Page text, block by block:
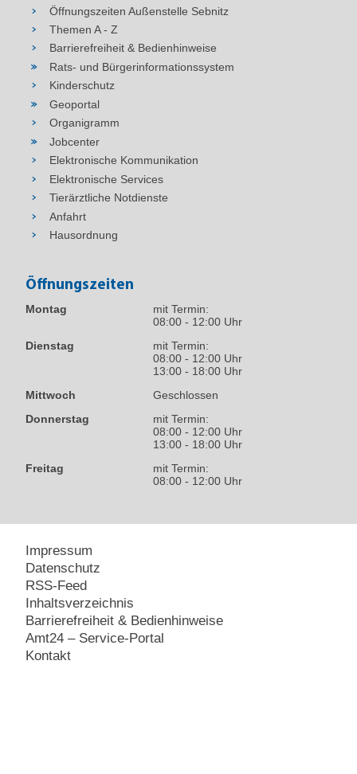
Öffnungszeiten Außenstelle Sebnitz
Themen A - Z
Barrierefreiheit & Bedienhinweise
Rats- und Bürgerinformationssystem
Kinderschutz
Geoportal
Organigramm
Jobcenter
Elektronische Kommunikation
Elektronische Services
Tierärztliche Notdienste
Anfahrt
Hausordnung
Öffnungszeiten
Montag
mit Termin:
08:00 - 12:00 Uhr
Dienstag
mit Termin:
08:00 - 12:00 Uhr
13:00 - 18:00 Uhr
Mittwoch
Geschlossen
Donnerstag
mit Termin:
08:00 - 12:00 Uhr
13:00 - 18:00 Uhr
Freitag
mit Termin:
08:00 - 12:00 Uhr
Impressum
Datenschutz
RSS-Feed
Inhaltsverzeichnis
Barrierefreiheit & Bedienhinweise
Amt24 – Service-Portal
Kontakt